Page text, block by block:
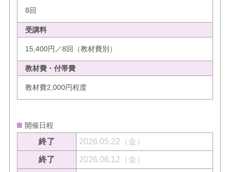
8回
受講料
15,400円／8回（教材費別）
教材費・付帯費
教材費2,000円程度
開催日程
終了 2026.05.22（金）
終了 2026.06.12（金）